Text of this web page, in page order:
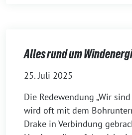
Alles rund um
25. Juli 2025
Die Redewendung „Wir
wird oft mit dem
Drake in Verbindung